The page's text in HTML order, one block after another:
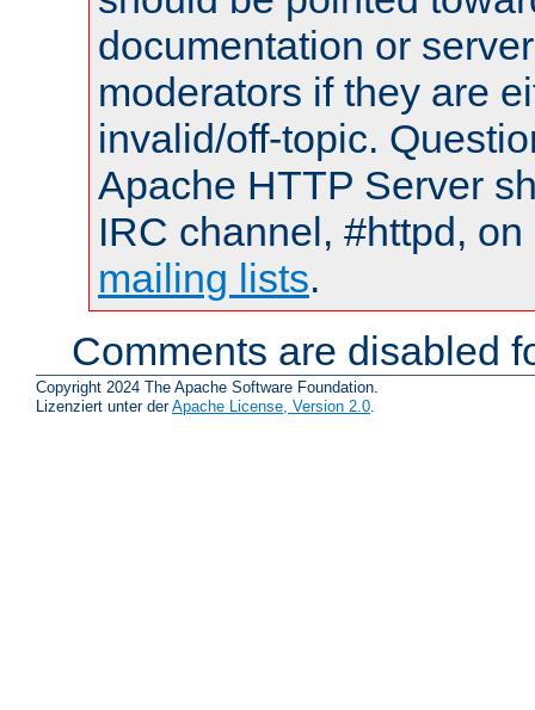
documentation or
moderators if they are
invalid/off-topic.
Apache HTTP Server
IRC channel, #httpd,
mailing lists.
Comments are disabled
Copyright 2024 The Apache Software Foundation.
Lizenziert unter derApache License, Version 2.0.